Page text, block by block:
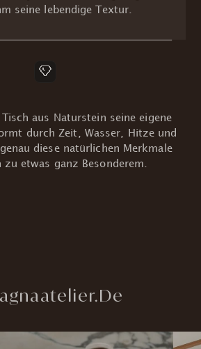
seine lebendige Textur.
aus Naturstein seine eigene
durch Zeit, Wasser, Hitze und
diese natürlichen Merkmale
zu etwas ganz Besonderem.